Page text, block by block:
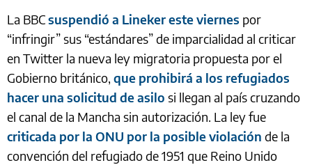
La BBCsuspendió a Lineker este viernes por
“infringir” sus “estándares” de imparcialidad al criticar
en Twitter la nueva ley migratoria propuesta por el
Gobierno británico, que prohibirá a los refugiados
hacer una solicitud de asilo si llegan al país cruzando
el canal de la Mancha sin autorización. La ley fue
criticada por la ONU por la posible violación de la
convención del refugiado de 1951 que Reino Unido